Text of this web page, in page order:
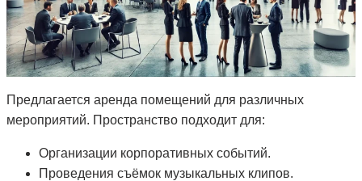
Предлагается аренда помещений для различных
мероприятий. Пространство подходит для:
Организации корпоративных событий.
Проведения съёмок музыкальных клипов.